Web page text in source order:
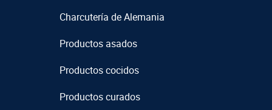
Charcutería de Alemania
Productos asados
Productos cocidos
Productos curados